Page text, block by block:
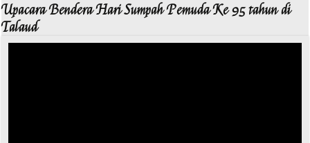
Upacara Bendera Hari Sumpah Pemuda Ke 95 tahun di
Talaud